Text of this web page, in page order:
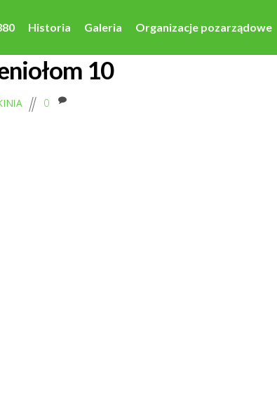
Historia Galeria Organizacje pozarządowe
10
0